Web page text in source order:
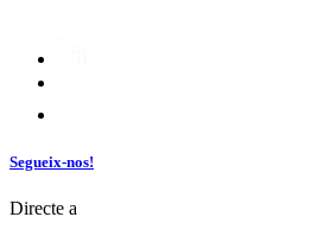
Segueix-nos!
Directe a